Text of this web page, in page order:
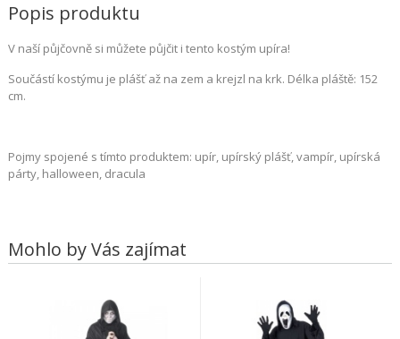
Popis produktu
V naší půjčovně si můžete půjčit i tento kostým upíra!
Součástí kostýmu je plášť až na zem a krejzl na krk. Délka pláště: 152
cm.
Pojmy spojené s tímto produktem: upír, upírský plášť, vampír, upírská
párty, halloween, dracula
Mohlo by Vás zajímat